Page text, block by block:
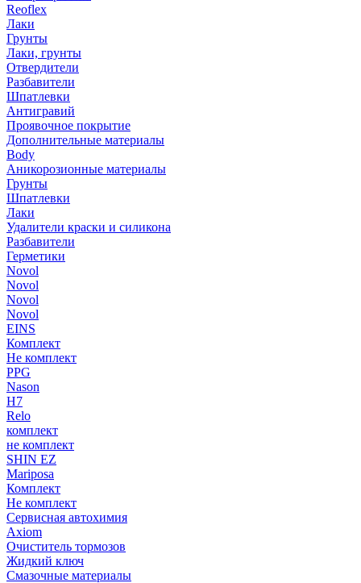
Reoflex
Лаки
Грунты
Лаки, грунты
Отвердители
Разбавители
Шпатлевки
Антигравий
Проявочное покрытие
Дополнительные материалы
Body
Аникорозионные материалы
Грунты
Шпатлевки
Лаки
Удалители краски и силикона
Разбавители
Герметики
Novol
Novol
Novol
Novol
EINS
Комплект
Не комплект
PPG
Nason
H7
Relo
комплект
не комплект
SHIN EZ
Mariposa
Комплект
Не комплект
Сервисная автохимия
Axiom
Очиститель тормозов
Жидкий ключ
Смазочные материалы